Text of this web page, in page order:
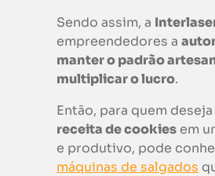
Sendo assim, a
empreendedores a
manter o padrão
multiplicar o lucro.
Então, para quem
receita de cookies em
e produtivo, pode
máquinas de salgados